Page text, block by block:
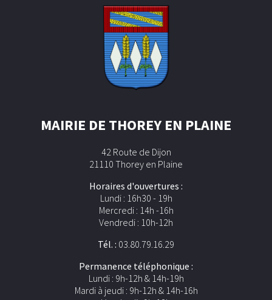
MAIRIE DE THOREY EN PLAINE
42 Route de Dijon
21110 Thorey en Plaine
Horaires d'ouvertures :
Lundi : 16h30 - 19h
Mercredi : 14h -16h
Vendredi : 10h-12h
Tél. : 03.80.79.16.29
Permanence téléphonique :
Lundi : 9h-12h & 14h-19h
Mardi à jeudi : 9h-12h & 14h-16h